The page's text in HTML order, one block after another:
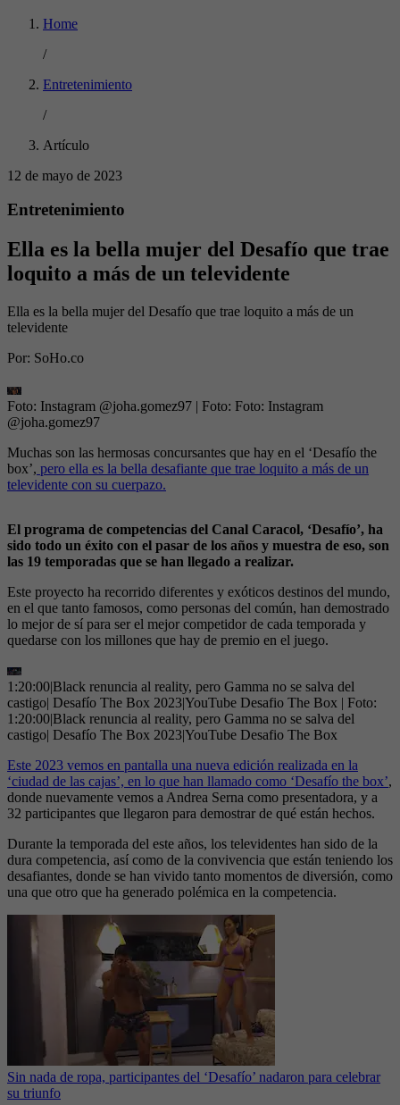
Home
/
Entretenimiento
/
Artículo
12 de mayo de 2023
Entretenimiento
Ella es la bella mujer del Desafío que trae
loquito a más de un televidente
Ella es la bella mujer del Desafío que trae loquito a más de un
televidente
Por: SoHo.co
Foto: Instagram @joha.gomez97 | Foto: Foto: Instagram
@joha.gomez97
Muchas son las hermosas concursantes que hay en el ‘Desafío the
box’, pero ella es la bella desafiante que trae loquito a más de un
televidente con su cuerpazo.
El programa de competencias del Canal Caracol, ‘Desafío’, ha
sido todo un éxito con el pasar de los años y muestra de eso, son
las 19 temporadas que se han llegado a realizar.
Este proyecto ha recorrido diferentes y exóticos destinos del mundo,
en el que tanto famosos, como personas del común, han demostrado
lo mejor de sí para ser el mejor competidor de cada temporada y
quedarse con los millones que hay de premio en el juego.
1:20:00|Black renuncia al reality, pero Gamma no se salva del
castigo| Desafío The Box 2023|YouTube Desafio The Box | Foto:
1:20:00|Black renuncia al reality, pero Gamma no se salva del
castigo| Desafío The Box 2023|YouTube Desafio The Box
Este 2023 vemos en pantalla una nueva edición realizada en la
‘ciudad de las cajas’, en lo que han llamado como ‘Desafío the box’,
donde nuevamente vemos a Andrea Serna como presentadora, y a
32 participantes que llegaron para demostrar de qué están hechos.
Durante la temporada del este años, los televidentes han sido de la
dura competencia, así como de la convivencia que están teniendo los
desafiantes, donde se han vivido tanto momentos de diversión, como
una que otro que ha generado polémica en la competencia.
Sin nada de ropa, participantes del ‘Desafío’ nadaron para celebrar
su triunfo